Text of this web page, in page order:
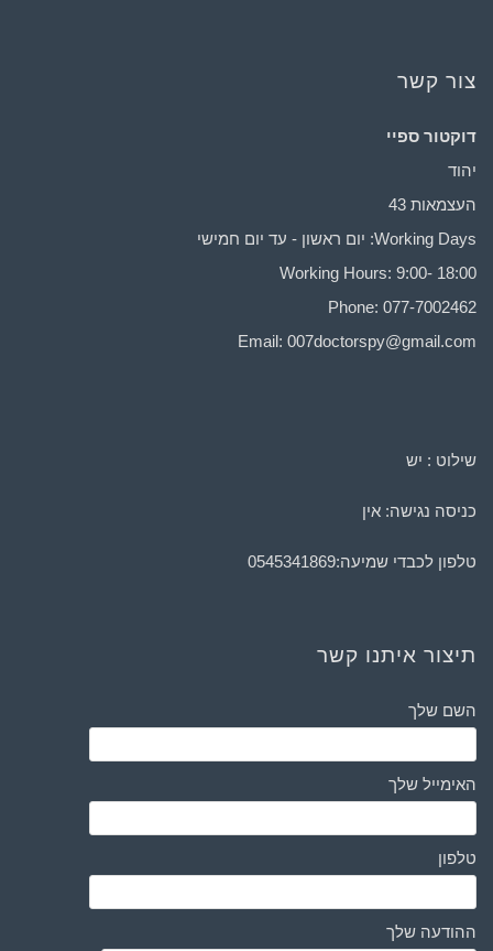
צור קשר
דוקטור ספיי
יהוד
העצמאות 43
Working Days: יום ראשון - עד יום חמישי
Working Hours: 9:00- 18:00
Phone: 077-7002462
Email: 007doctorspy@gmail.com
שילוט : יש
כניסה נגישה: אין
טלפון לכבדי שמיעה:0545341869
תיצור איתנו קשר
השם שלך
האימייל שלך
טלפון
ההודעה שלך